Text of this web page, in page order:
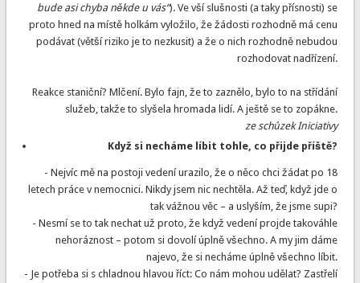
bude asi chyba někde u vás“). Ve vší slušnosti (a taky přísnosti) se
proto hned na místě holkám vyložilo, že žádosti rozhodně má cenu
podávat (větší riziko je to nezkusit) a že o nich rozhodně nebudou
rozhodovat nadřízení.
Reakce staniční? Mlčení. Bylo fajn, že to zaznělo, bylo to na střídání
služeb, takže to slyšela hromada lidí. A ještě se to zopákne.
ze schůzek Iniciativy
Když si necháme líbit tohle, co přijde příště?
- Nejvíc mě na postoji vedení urazilo, že o něco chci žádat po 18
letech práce v nemocnici. Nikdy jsem nic nechtěla. Až teď, když jde o
tak vážnou věc – a uslyším, že jsme supi?
- Nesmí se to tak nechat už proto, že když vedení projde takováhle
nehoráznost – potom si dovolí úplně všechno. A my jim dáme
najevo, že si necháme úplně všechno líbit.
- Je potřeba si s chladnou hlavou říct: Co nám mohou udělat? Zastřelí